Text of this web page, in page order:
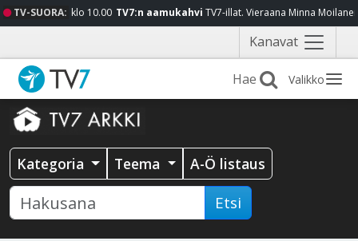
TV-SUORA: klo 10.00 TV7:n aamukahvi TV7-illat. Vieraana Minna
Kanavat Näytä
valikko
Valikko
Kategoria Teema A-Ö listaus
Etsi